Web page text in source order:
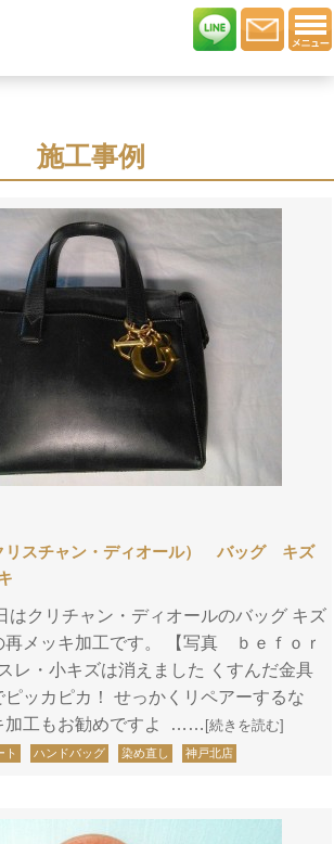
施工事例
リスチャン・ディオール） バッグ キズ
はクリチャン・ディオールのバッグ キズ
再メッキ加工です。 【写真 ｂｅｆｏｒ
レ・小キズは消えました くすんだ金具
ピッカピカ！ せっかくリペアーするな
加工もお勧めですよ …… [続きを読む]
ト ハンドバッグ 染め直し 神戸北店